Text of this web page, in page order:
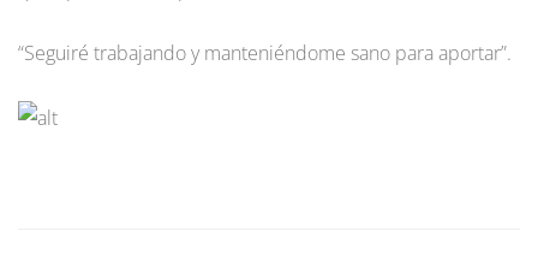
“Seguiré trabajando y manteniéndome sano para aportar”.